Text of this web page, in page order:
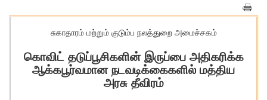
சுகாதாரம் மற்றும் குடும்ப நலத்துறை அமைச்சகம்
கொவிட் தடுப்பூசிகளின் இருப்பை அதிகரிக்க
ஆக்கபூர்வமான நடவடிக்கைகளில் மத்திய
அரசு தீவிரம்